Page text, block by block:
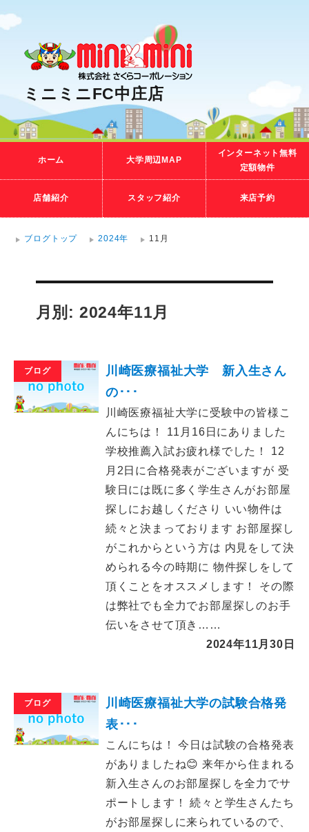
ミニミニFC中庄店
ホーム 大学周辺MAP
インターネット無料
定額物件
店舗紹介 スタッフ紹介 来店予約
ブログトップ 2024年 11月
月別: 2024年11月
ブログ
川崎医療福祉大学 新入生さん
の･･･
川崎医療福祉大学に受験中の皆様こ
んにちは！ 11月16日にありました
学校推薦入試お疲れ様でした！ 12
月2日に合格発表がございますが 受
験日には既に多く学生さんがお部屋
探しにお越しくださり いい物件は
続々と決まっております お部屋探し
がこれからという方は 内見をして決
められる今の時期に 物件探しをして
頂くことをオススメします！ その際
は弊社でも全力でお部屋探しのお手
伝いをさせて頂き……
2024年11月30日
ブログ
川崎医療福祉大学の試験合格発
表･･･
こんにちは！ 今日は試験の合格発表
がありましたね😊 来年から住まれる
新入生さんのお部屋探しを全力でサ
ポートします！ 続々と学生さんたち
がお部屋探しに来られているので、